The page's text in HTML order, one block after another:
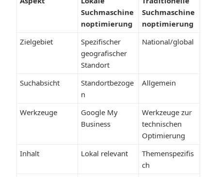
Suchmaschine
noptimierung
Suchmaschine
noptimierung
Zielgebiet
Spezifischer
geografischer
Standort
National/global
Suchabsicht
Standortbezoge
n
Allgemein
Werkzeuge
Google My
Business
Werkzeuge zur
technischen
Optimierung
Inhalt
Lokal relevant
Themenspezifis
ch